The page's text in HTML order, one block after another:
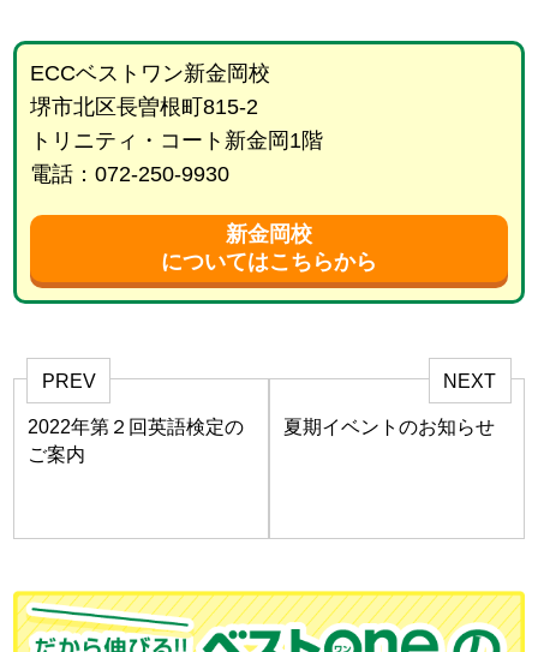
ECCベストワン新金岡校
堺市北区長曽根町815-2
トリニティ・コート新金岡1階
電話：072-250-9930
新金岡校
についてはこちらから
PREV
2022年第２回英語検定の
ご案内
NEXT
夏期イベントのお知らせ